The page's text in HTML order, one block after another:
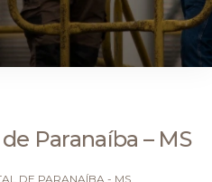
Paranaíba – MS
DE PARANAÍBA - MS